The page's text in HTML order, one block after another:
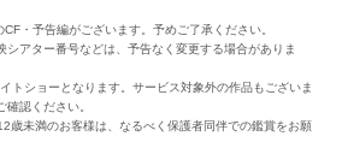
・予告編がございます。予めご了承ください。
アター番号などは、予告なく変更する場合がありま
トショーとなります。サービス対象外の作品もございま
認ください。
未満のお客様は、なるべく保護者同伴での鑑賞をお願